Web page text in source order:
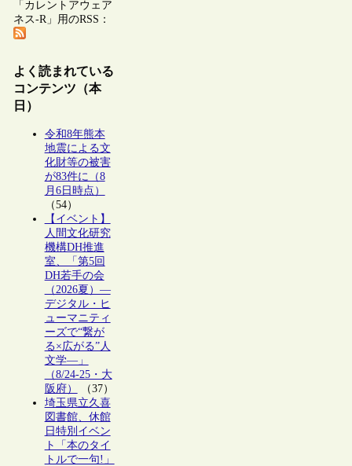
「カレントアウェア
ネス-R」用のRSS：
よく読まれている
コンテンツ（本
日）
令和8年熊本
地震による文
化財等の被害
が83件に（8
月6日時点）
（54）
【イベント】
人間文化研究
機構DH推進
室、「第5回
DH若手の会
（2026夏）―
デジタル・ヒ
ューマニティ
ーズで“繋が
る×広がる”人
文学―」
（8/24-25・大
阪府）
（37）
埼玉県立久喜
図書館、休館
日特別イベン
ト「本のタイ
トルで一句!」